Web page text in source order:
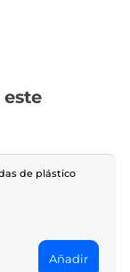
de plástico
Añadir